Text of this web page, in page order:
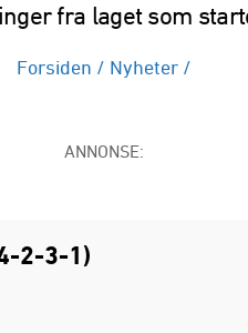
fra laget som
Forsiden / Nyheter /
ANNONSE:
2-3-1)